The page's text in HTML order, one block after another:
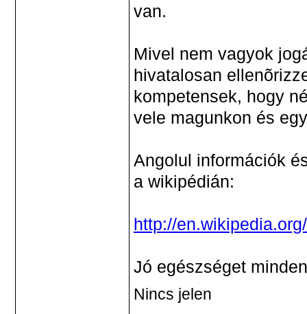
van.
Mivel nem vagyok
hivatalosan
kompetensek, hogy
vele magunkon és
Angolul információk
a wikipédián:
http://
Jó egészséget
Nincs jelen